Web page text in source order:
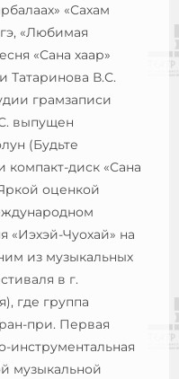
«Сахам
«Любимая
«Сана хаар»
Татаринова В.С.
грамзаписи
выпущен
(Будьте
компакт-диск «Сана
оценкой
«Иэхэй-Чуохай» на
из музыкальных
в г.
где группа
при. Первая
инструментальная
музыкальной